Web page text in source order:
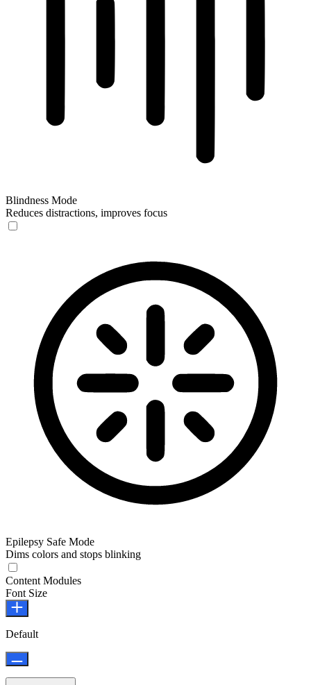
Blindness Mode
Reduces distractions, improves focus
Epilepsy Safe Mode
Dims colors and stops blinking
Content Modules
Font Size
Default